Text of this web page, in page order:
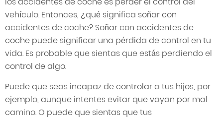
vehículo. Entonces, ¿qué significa soñar con
accidentes de coche? Soñar con accidentes de
coche puede significar una pérdida de control en tu
vida. Es probable que sientas que estás perdiendo el
control de algo.
Puede que seas incapaz de controlar a tus hijos, por
ejemplo, aunque intentes evitar que vayan por mal
camino. O puede que sientas que tus